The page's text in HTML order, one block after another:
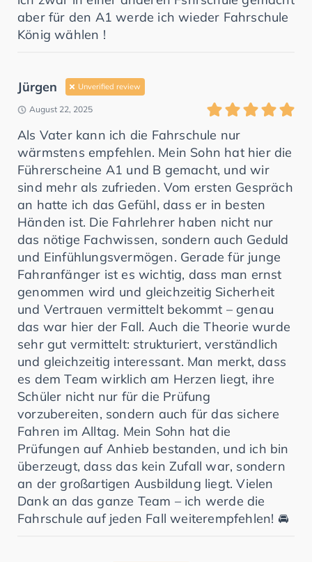
aber für den A1 werde ich wieder Fahrschule
König wählen !
Jürgen Unverified review
August 22, 2025
Als Vater kann ich die Fahrschule nur
wärmstens empfehlen. Mein Sohn hat hier die
Führerscheine A1 und B gemacht, und wir
sind mehr als zufrieden. Vom ersten Gespräch
an hatte ich das Gefühl, dass er in besten
Händen ist. Die Fahrlehrer haben nicht nur
das nötige Fachwissen, sondern auch Geduld
und Einfühlungsvermögen. Gerade für junge
Fahranfänger ist es wichtig, dass man ernst
genommen wird und gleichzeitig Sicherheit
und Vertrauen vermittelt bekommt – genau
das war hier der Fall. Auch die Theorie wurde
sehr gut vermittelt: strukturiert, verständlich
und gleichzeitig interessant. Man merkt, dass
es dem Team wirklich am Herzen liegt, ihre
Schüler nicht nur für die Prüfung
vorzubereiten, sondern auch für das sichere
Fahren im Alltag. Mein Sohn hat die
Prüfungen auf Anhieb bestanden, und ich bin
überzeugt, dass das kein Zufall war, sondern
an der großartigen Ausbildung liegt. Vielen
Dank an das ganze Team – ich werde die
Fahrschule auf jeden Fall weiterempfehlen! 🚘